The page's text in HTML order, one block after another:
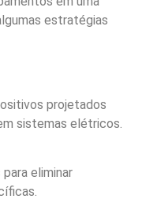
estratégias
projetados
sistemas elétricos.
eliminar